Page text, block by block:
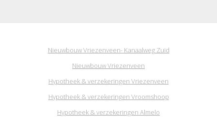
Nieuwbouw Vriezenveen- Kanaalweg Zuid
Nieuwbouw Vriezenveen
Hypotheek & verzekeringen Vriezenveen
Hypotheek & verzekeringen Vroomshoop
Hypotheek & verzekeringen Almelo